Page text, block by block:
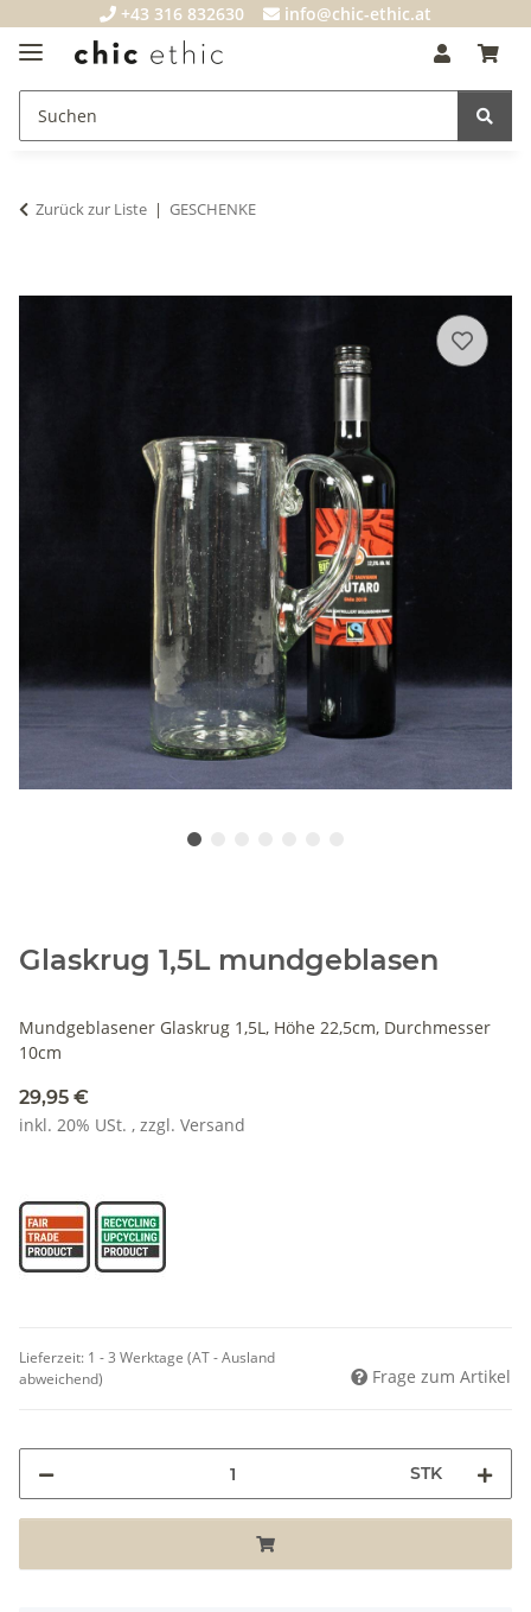
+43 316 832630 info@chic-ethic.at
Zurück zur Liste GESCHENKE
Glaskrug 1,5L mundgeblasen
Mundgeblasener Glaskrug 1,5L, Höhe 22,5cm, Durchmesser
10cm
29,95 €
inkl. 20% USt. , zzgl. Versand
Lieferzeit: 1 - 3 Werktage (AT - Ausland
abweichend)
Frage zum Artikel
STK